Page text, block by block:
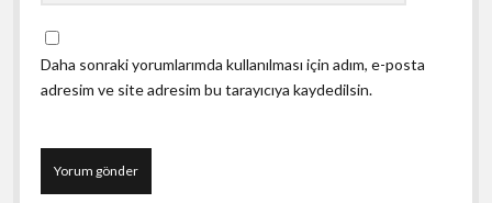
Daha sonraki yorumlarımda kullanılması için adım, e-posta
adresim ve site adresim bu tarayıcıya kaydedilsin.